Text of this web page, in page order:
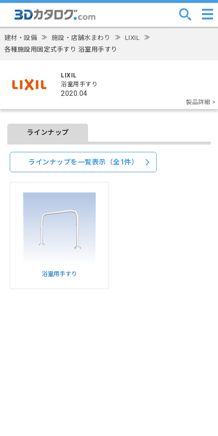
建材・設備 ≫ 施設・店舗水まわり ≫ LIXIL ≫
各種施設用固定式手すり 浴室用手すり
LIXIL
浴室用手すり
2020.04
製品詳細 >
ラインナップ
ラインナップを一覧表示（全1件）
浴室用手すり